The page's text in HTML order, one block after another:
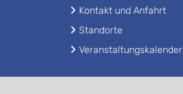
Kontakt und Anfahrt
Standorte
Veranstaltungskalender